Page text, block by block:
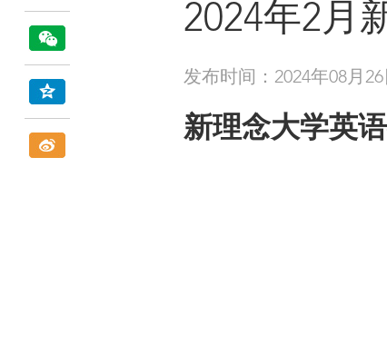
2024年2月
发布时间：2024年08月26
新理念大学英